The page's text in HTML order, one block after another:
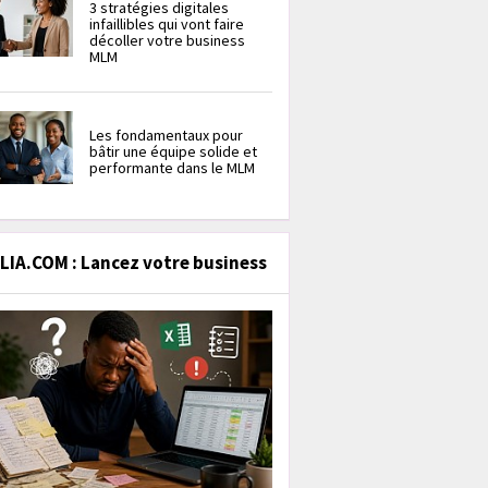
3 stratégies digitales
infaillibles qui vont faire
décoller votre business
MLM
Les fondamentaux pour
bâtir une équipe solide et
performante dans le MLM
: Lancez votre business